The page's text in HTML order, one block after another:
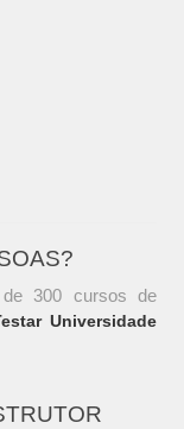
300 cursos de
Universidade